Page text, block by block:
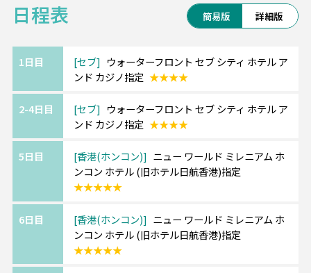
せっかく海外旅行に行くなら、+αで欲張り旅
《ウォーターフロント セブシティ ホテル》
ホテルまで空港から車で約30分。
併設されている大型4つ星ホテル！
ホテルから徒歩圏内には多数の飲食店があ
アヤラセンターとSMシティという大型ショッ
ピングモールまで
便利な立地です！
《香港/ニュー ワールド ミレニアム ホンコン
日程表 簡易版 詳細版
1日目 セブ
ウォーターフロント セブ シティ ホテル ア
ンド カジノ指定 ★★★★
2-4日目 セブ
ウォーターフロント セブ シティ ホテル ア
ンド カジノ指定 ★★★★
5日目 香港(ホンコン)
ニュー ワールド ミレニアム ホ
ンコン ホテル (旧ホテル日航香港)指定
★★★★★
6日目 香港(ホンコン)
ニュー ワールド ミレニアム ホ
ンコン ホテル (旧ホテル日航香港)指定
★★★★★